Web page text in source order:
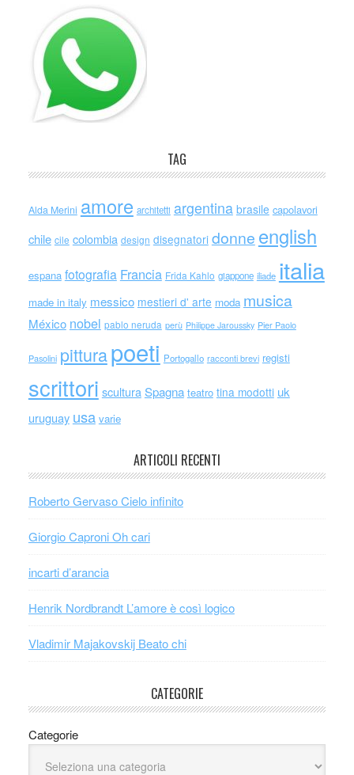
TAG
Alda Merini amore architetti argentina brasile capolavori
chile cile colombia design disegnatori donne english
espana fotografia Francia Frida Kahlo giappone iliade italia
made in italy messico mestieri d' arte moda musica
México nobel pablo neruda perù Philippe Jaroussky Pier Paolo
Pasolini pitturapoeti Portogallo racconti brevi registi
scrittori sculturaSpagna teatro tina modotti uk
uruguay usa varie
ARTICOLI RECENTI
Roberto Gervaso Cielo infinito
Giorgio Caproni Oh cari
incarti d’arancia
Henrik Nordbrandt L’amore è così logico
Vladimir Majakovskij Beato chi
CATEGORIE
Categorie